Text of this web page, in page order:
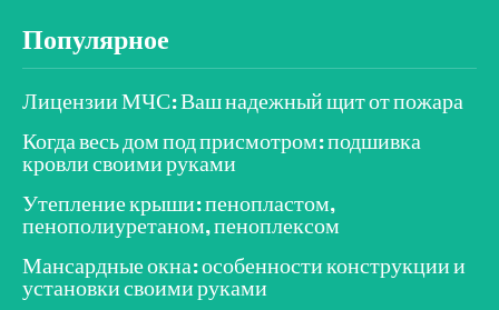
Популярное
Лицензии МЧС: Ваш надежный щит от пожара
Когда весь дом под присмотром: подшивка
кровли своими руками
Утепление крыши: пенопластом,
пенополиуретаном, пеноплексом
Мансардные окна: особенности конструкции и
установки своими руками